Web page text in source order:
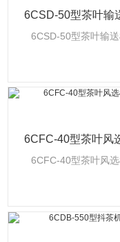
6CSD-50型茶叶输
6CSD-50型茶叶输
6CFC-40型茶叶风
6CFC-40型茶叶风